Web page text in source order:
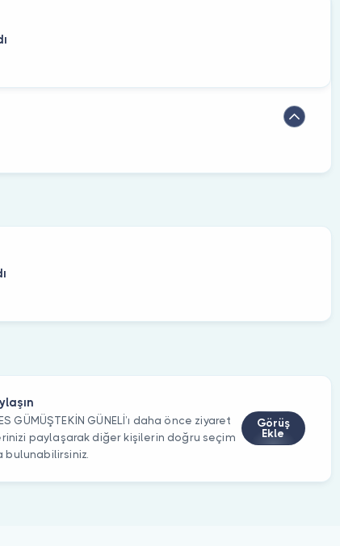
GÜMÜŞTEKİN GÜNELİ’ı daha önce ziyaret
paylaşarak diğer kişilerin doğru seçim
bulunabilirsiniz.
Görüş
Ekle